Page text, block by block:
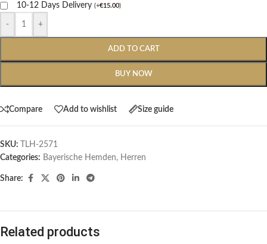
10-12 Days Delivery (+€15.00)
- +
ADD TO CART
BUY NOW
Compare Add to wishlist Size guide
SKU:
TLH-2571
Categories: Bayerische Hemden​, Herren
Share:
Related products